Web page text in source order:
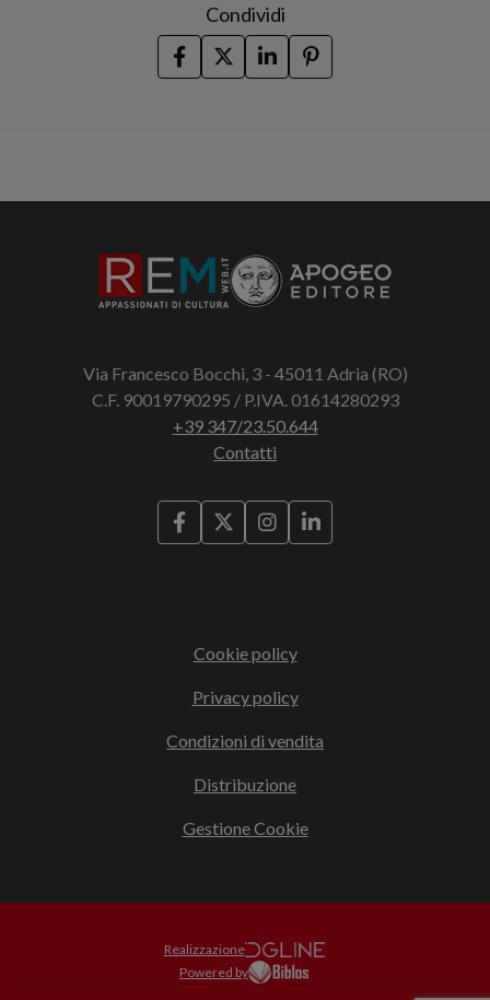
Condividi
Via Francesco Bocchi, 3 - 45011 Adria (RO)
C.F. 90019790295 / P.IVA. 01614280293
+39 347/23.50.644
Contatti
Cookie policy
Privacy policy
Condizioni di vendita
Distribuzione
Gestione Cookie
Realizzazione
Powered by